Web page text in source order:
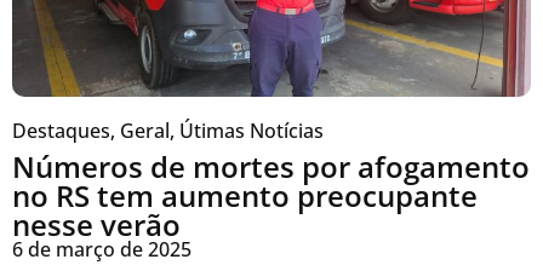
Destaques, Geral, Útimas Notícias
Números de mortes por afogamento
no RS tem aumento preocupante
nesse verão
6 de março de 2025